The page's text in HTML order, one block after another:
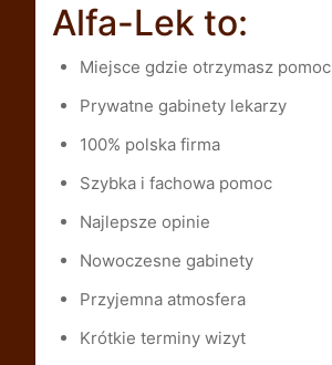
Alfa-Lek to:
Miejsce gdzie otrzymasz pomoc
Prywatne gabinety lekarzy
100% polska firma
Szybka i fachowa pomoc
Najlepsze opinie
Nowoczesne gabinety
Przyjemna atmosfera
Krótkie terminy wizyt